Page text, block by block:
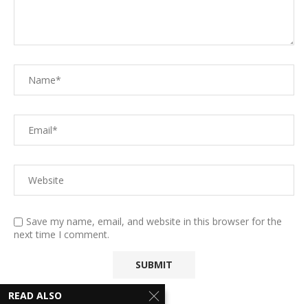
Save my name, email, and website in this browser for the
next time I comment.
READ ALSO